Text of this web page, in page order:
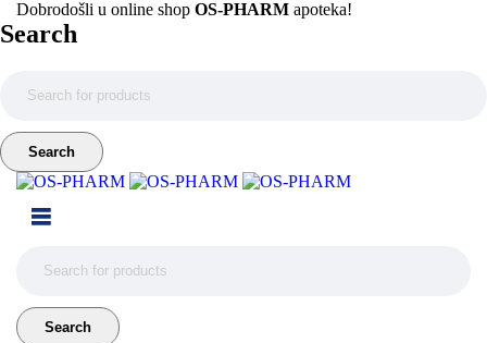
Dobrodošli u online shop OS-PHARM apoteka!
Search